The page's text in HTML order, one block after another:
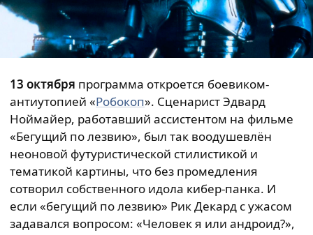
13 октября программа откроется боевиком-
антиутопией «Робокоп». Сценарист Эдвард
Ноймайер, работавший ассистентом на фильме
«Бегущий по лезвию», был так воодушевлён
неоновой футуристической стилистикой и
тематикой картины, что без промедления
сотворил собственного идола кибер-панка. И
если «бегущий по лезвию» Рик Декард с ужасом
задавался вопросом: «Человек я или андроид?»,